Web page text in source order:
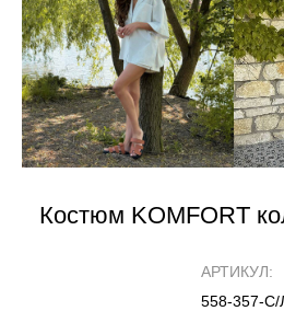
Костюм KOMFORT
АРТИКУЛ:
558-357-С/